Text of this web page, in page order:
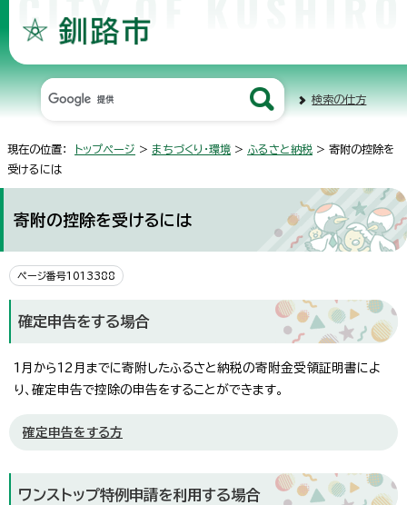
検索の仕方
現在の位置： トップページ > まちづくり・環境 > ふるさと納税 > 寄附の控除を
受けるには
寄附の控除を受けるには
ページ番号1013388
確定申告をする場合
1月から12月までに寄附したふるさと納税の寄附金受領証明書によ
り、確定申告で控除の申告をすることができます。
確定申告をする方
ワンストップ特例申請を利用する場合